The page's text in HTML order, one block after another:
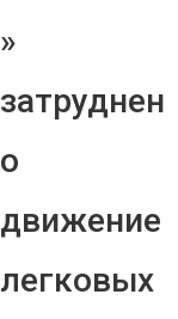
»
затруднен
о
движение
легковых